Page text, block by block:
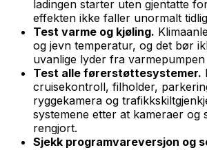
ladingen starter uten gjentatte
effekten ikke faller unormalt
Test varme og kjøling.
og jevn temperatur, og det bør
uvanlige lyder fra
Test alle førerstøttesystemer.
cruisekontroll, filholder,
ryggekamera og
systemene etter at kameraer og
rengjort.
Sjekk programvareversjon og